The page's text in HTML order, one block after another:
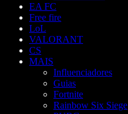
EA FC
Free fire
LoL
VALORANT
CS
MAIS
Influenciadores
Guias
Fortnite
Rainbow Six Siege